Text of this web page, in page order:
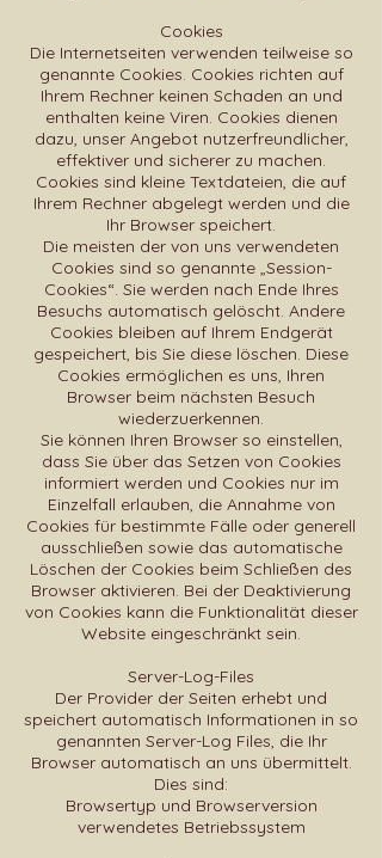
Cookies
Die Internetseiten verwenden teilweise so
genannte Cookies. Cookies richten auf
Ihrem Rechner keinen Schaden an und
enthalten keine Viren. Cookies dienen
dazu, unser Angebot nutzerfreundlicher,
effektiver und sicherer zu machen.
Cookies sind kleine Textdateien, die auf
Ihrem Rechner abgelegt werden und die
Ihr Browser speichert.
Die meisten der von uns verwendeten
Cookies sind so genannte „Session-
Cookies“. Sie werden nach Ende Ihres
Besuchs automatisch gelöscht. Andere
Cookies bleiben auf Ihrem Endgerät
gespeichert, bis Sie diese löschen. Diese
Cookies ermöglichen es uns, Ihren
Browser beim nächsten Besuch
wiederzuerkennen.
Sie können Ihren Browser so einstellen,
dass Sie über das Setzen von Cookies
informiert werden und Cookies nur im
Einzelfall erlauben, die Annahme von
Cookies für bestimmte Fälle oder generell
ausschließen sowie das automatische
Löschen der Cookies beim Schließen des
Browser aktivieren. Bei der Deaktivierung
von Cookies kann die Funktionalität dieser
Website eingeschränkt sein.
Server-Log-Files
Der Provider der Seiten erhebt und
speichert automatisch Informationen in so
genannten Server-Log Files, die Ihr
Browser automatisch an uns übermittelt.
Dies sind:
Browsertyp und Browserversion
verwendetes Betriebssystem